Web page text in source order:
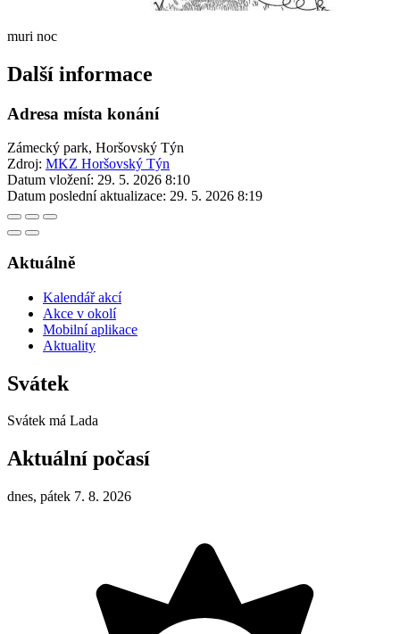
muri noc
Další informace
Adresa místa konání
Zámecký park, Horšovský Týn
Zdroj: MKZ Horšovský Týn
Datum vložení: 29. 5. 2026 8:10
Datum poslední aktualizace: 29. 5. 2026 8:19
Aktuálně
Kalendář akcí
Akce v okolí
Mobilní aplikace
Aktuality
Svátek
Svátek má Lada
Aktuální počasí
dnes, pátek 7. 8. 2026